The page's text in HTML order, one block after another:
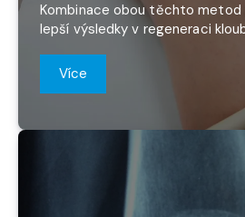
Kombinace obou těchto metod
lepší výsledky v regeneraci
Více